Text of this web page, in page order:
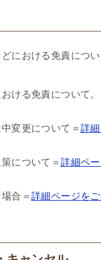
における免責につい
ける免責について
変更について＝ 詳
について＝詳細ペ
合＝ 詳細ページをご